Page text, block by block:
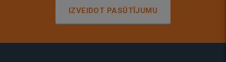
IZVEIDOT PASŪTĪJUMU